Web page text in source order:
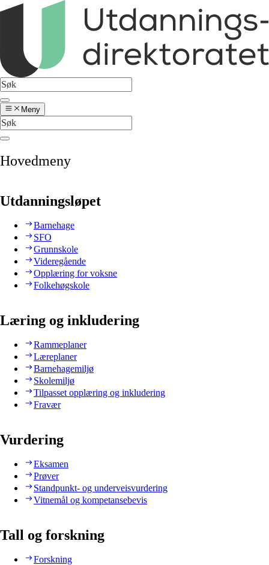
Meny
Hovedmeny
Utdanningsløpet
Barnehage
SFO
Grunnskole
Videregående
Opplæring for voksne
Folkehøgskole
Læring og inkludering
Rammeplaner
Læreplaner
Barnehagemiljø
Skolemiljø
Tilpasset opplæring og inkludering
Fravær
Vurdering
Eksamen
Prøver
Standpunkt- og underveisvurdering
Vitnemål og kompetansebevis
Tall og forskning
Forskning